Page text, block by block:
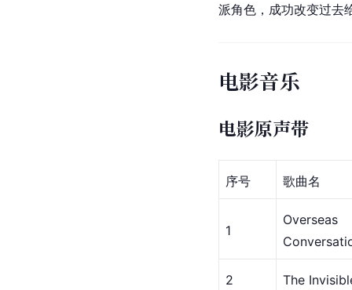
派角色，成功改变过去
电影音乐
电影原声带
序号 歌曲名
1
2 The